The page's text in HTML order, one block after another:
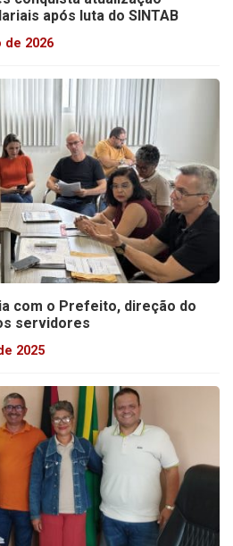
após luta do SINTAB
de 2026
com o Prefeito, direção do
servidores
2025